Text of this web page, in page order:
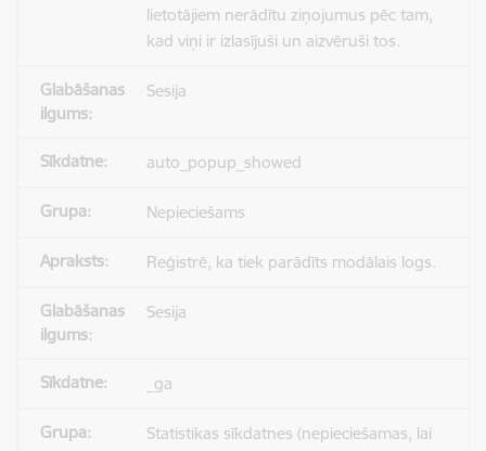
lietotājiem nerādītu ziņojumus pēc tam,
kad viņi ir izlasījuši un aizvēruši tos.
Sesija
auto_popup_showed
Nepieciešams
Reģistrē, ka tiek parādīts modālais logs.
Sesija
_ga
Statistikas sīkdatnes (nepieciešamas, lai